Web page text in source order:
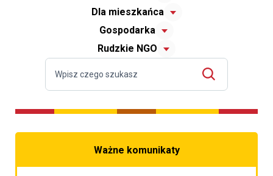
Dla mieszkańca
Gospodarka
Rudzkie NGO
Ważne komunikaty